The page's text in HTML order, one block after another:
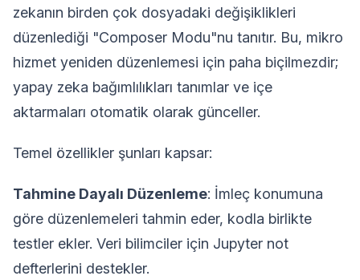
zekanın birden çok dosyadaki değişiklikleri
düzenlediği "Composer Modu"nu tanıtır. Bu, mikro
hizmet yeniden düzenlemesi için paha biçilmezdir;
yapay zeka bağımlılıkları tanımlar ve içe
aktarmaları otomatik olarak günceller.
Temel özellikler şunları kapsar:
Tahmine Dayalı Düzenleme: İmleç konumuna
göre düzenlemeleri tahmin eder, kodla birlikte
testler ekler. Veri bilimciler için Jupyter not
defterlerini destekler.